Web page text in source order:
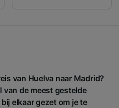
van Huelva naar Madrid?
van de meest gestelde
elkaar gezet om je te